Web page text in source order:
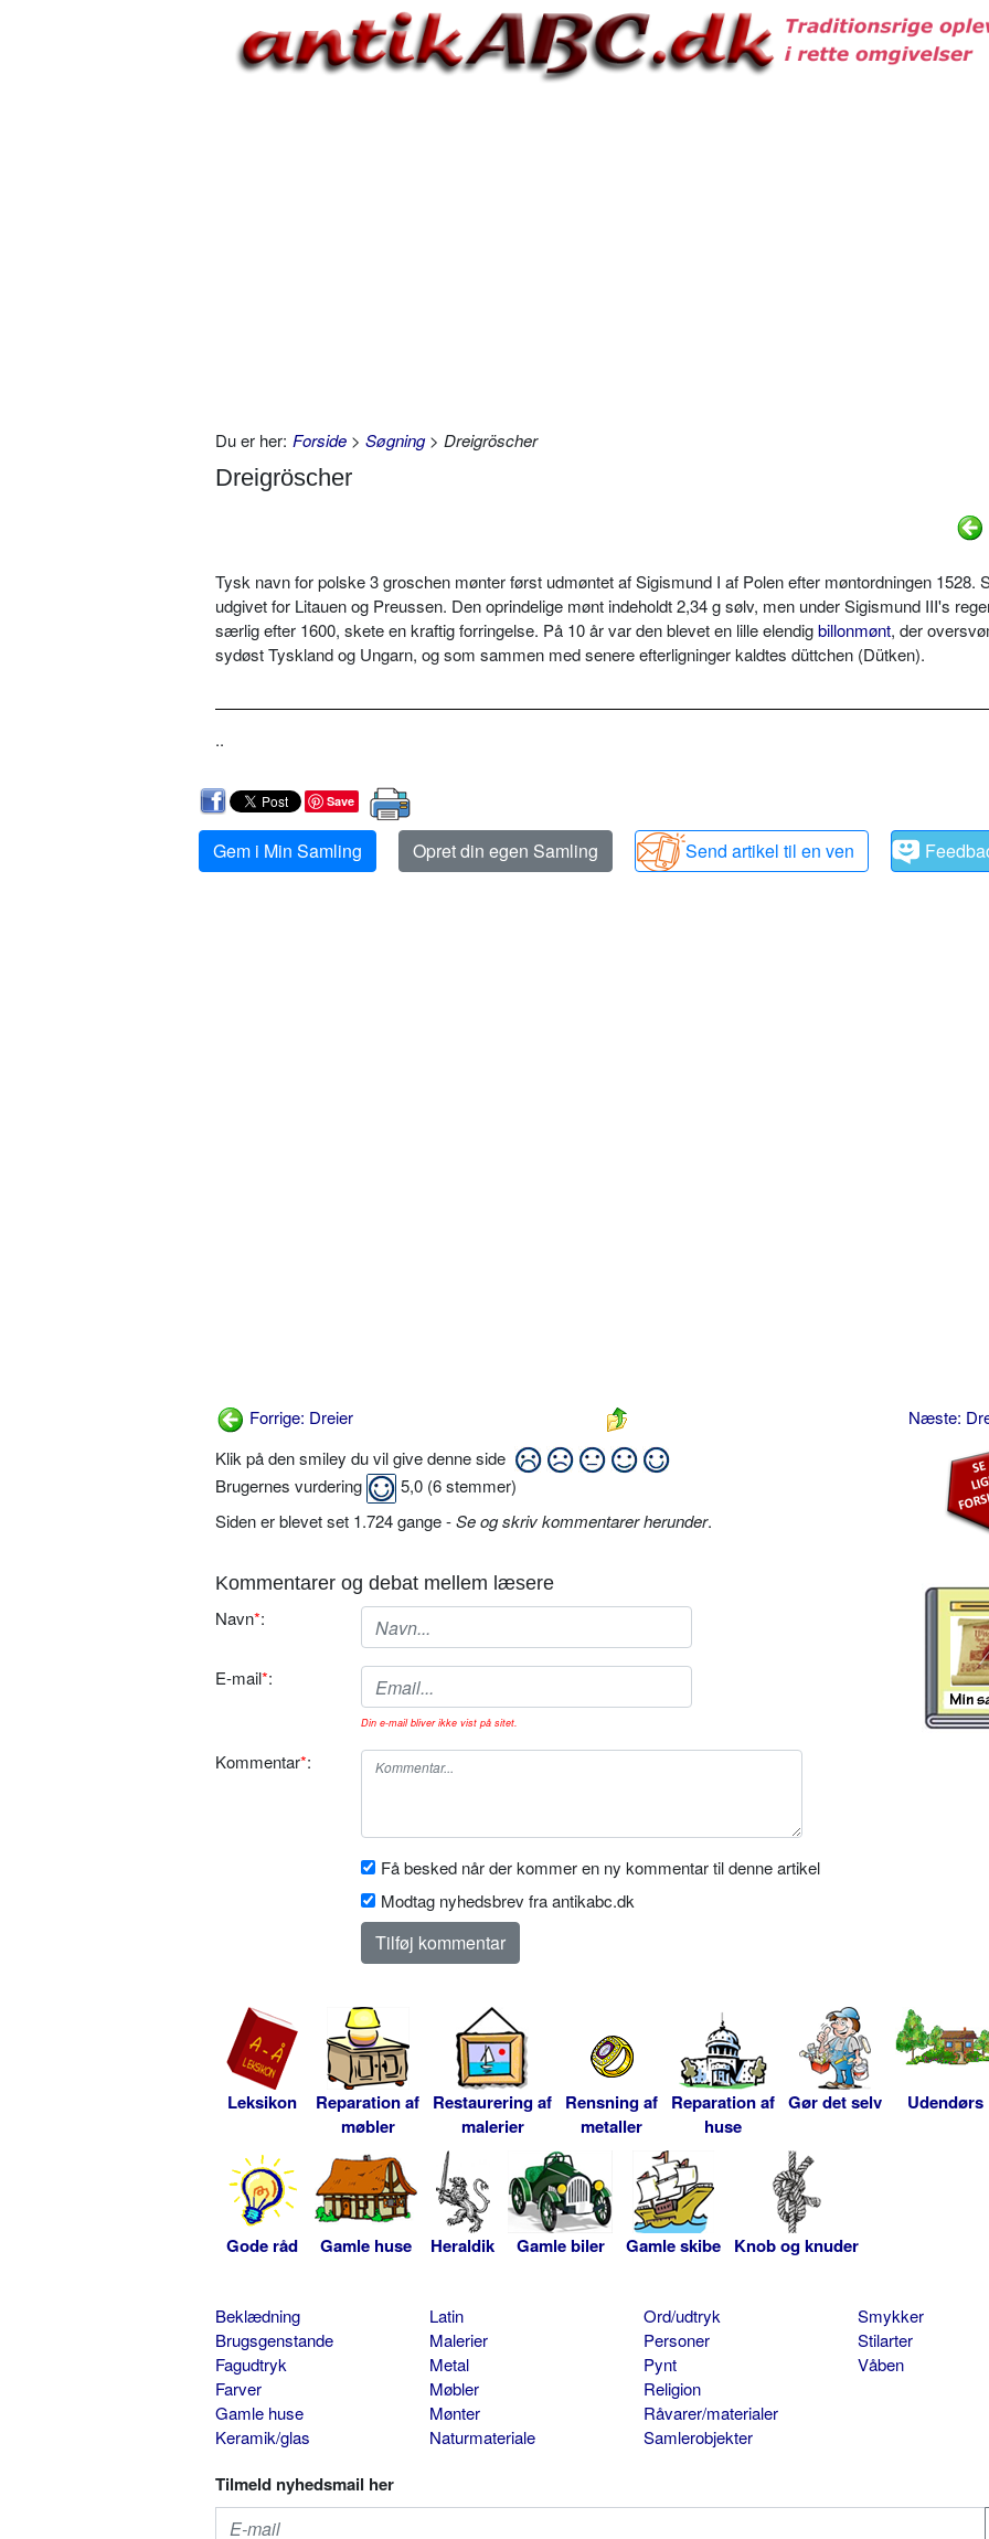
Du er her: Forside > Søgning> Dreigröscher
Dreigröscher
Tysk navn for polske 3 groschen mønter først udmøntet af Sigismund I af Polen efter møntordningen 1528.
udgivet for Litauen og Preussen. Den oprindelige mønt indeholdt 2,34 g sølv, men under Sigismund III's
særlig efter 1600, skete en kraftig forringelse. På 10 år var den blevet en lille elendigbillonmønt, der
sydøst Tyskland og Ungarn, og som sammen med senere efterligninger kaldtes düttchen (Dütken).
..
Save
Gem i Min Samling Opret din egen Samling Send artikel til en ven
Forrige: Dreier
Næste:
Klik på den smiley du vil give denne side
Brugernes vurdering
5,0 (6stemmer)
Siden er blevet set 1.724 gange -Se og skriv kommentarer herunder.
Kommentarer og debat mellem læsere
Navn*:
E-mail*:
Din e-mail bliver ikke vist på sitet.
Kommentar*:
Få besked når der kommer en ny kommentar til denne artikel
Modtag nyhedsbrev fra antikabc.dk
Leksikon
Reparation af
møbler
Restaurering af
malerier
Rensning af
metaller
Reparation af
huse
Gør det selv Udendørs
Gode råd Gamle huse Heraldik Gamle biler Gamle skibe Knob og knuder
Beklædning
Brugsgenstande
Fagudtryk
Farver
Gamle huse
Keramik/glas
Latin
Malerier
Metal
Møbler
Mønter
Naturmateriale
Ord/udtryk
Personer
Pynt
Religion
Råvarer/materialer
Samlerobjekter
Smykker
Stilarter
Våben
Tilmeld nyhedsmail her